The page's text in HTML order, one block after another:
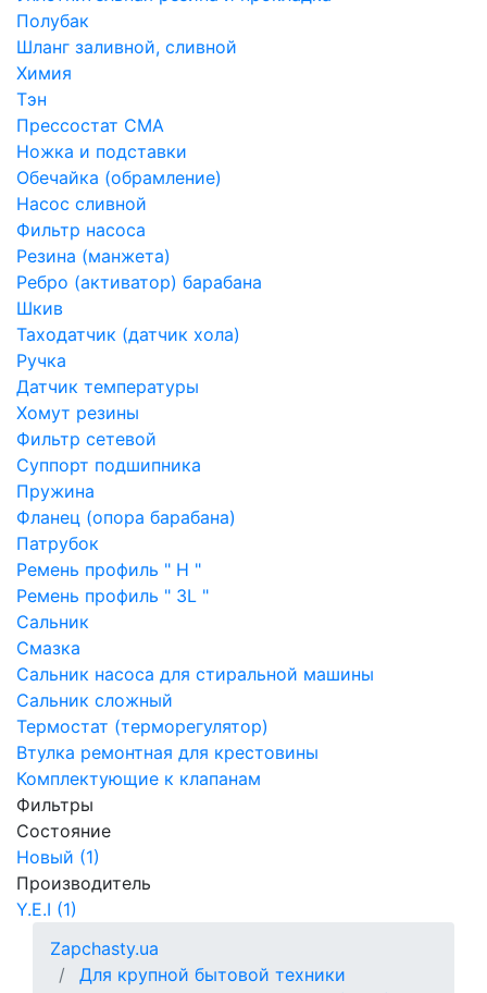
Полубак
Шланг заливной, сливной
Химия
Тэн
Прессостат СМА
Ножка и подставки
Обечайка (обрамление)
Насос сливной
Фильтр насоса
Резина (манжета)
Ребро (активатор) барабана
Шкив
Таходатчик (датчик хола)
Ручка
Датчик температуры
Хомут резины
Фильтр сетевой
Суппорт подшипника
Пружина
Фланец (опора барабана)
Патрубок
Ремень профиль " H "
Ремень профиль " 3L "
Сальник
Смазка
Сальник насоса для стиральной машины
Сальник сложный
Термостат (терморегулятор)
Втулка ремонтная для крестовины
Комплектующие к клапанам
Фильтры
Состояние
Новый (1)
Производитель
Y.E.I (1)
Zapchasty.ua
Для крупной бытовой техники